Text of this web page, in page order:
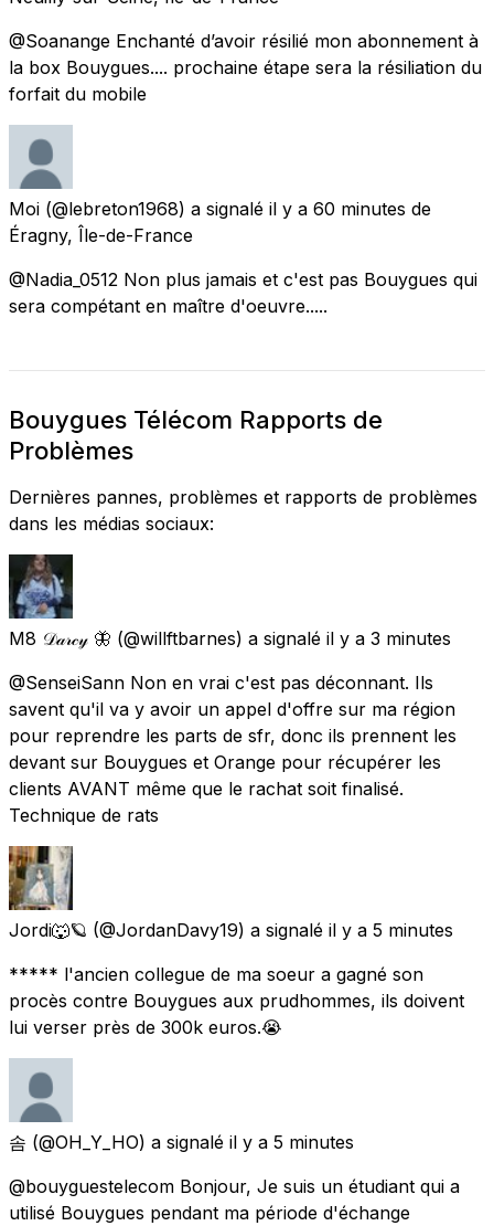
@Soanange Enchanté d’avoir résilié mon abonnement à
la box Bouygues.... prochaine étape sera la résiliation du
forfait du mobile
Moi (@lebreton1968) a signalé il y a 60 minutes de
Éragny, Île-de-France
@Nadia_0512 Non plus jamais et c'est pas Bouygues qui
sera compétant en maître d'oeuvre.....
Bouygues Télécom Rapports de
Problèmes
Dernières pannes, problèmes et rapports de problèmes
dans les médias sociaux:
M8 𝒟𝒶𝓇𝒸𝓎 🦋 (@willftbarnes) a signalé il y a 3 minutes
@SenseiSann Non en vrai c'est pas déconnant. Ils
savent qu'il va y avoir un appel d'offre sur ma région
pour reprendre les parts de sfr, donc ils prennent les
devant sur Bouygues et Orange pour récupérer les
clients AVANT même que le rachat soit finalisé.
Technique de rats
Jordi🐺🪐 (@JordanDavy19) a signalé il y a 5 minutes
***** l'ancien collegue de ma soeur a gagné son
procès contre Bouygues aux prudhommes, ils doivent
lui verser près de 300k euros.😭
솜 (@OH_Y_HO) a signalé il y a 5 minutes
@bouyguestelecom Bonjour, Je suis un étudiant qui a
utilisé Bouygues pendant ma période d'échange